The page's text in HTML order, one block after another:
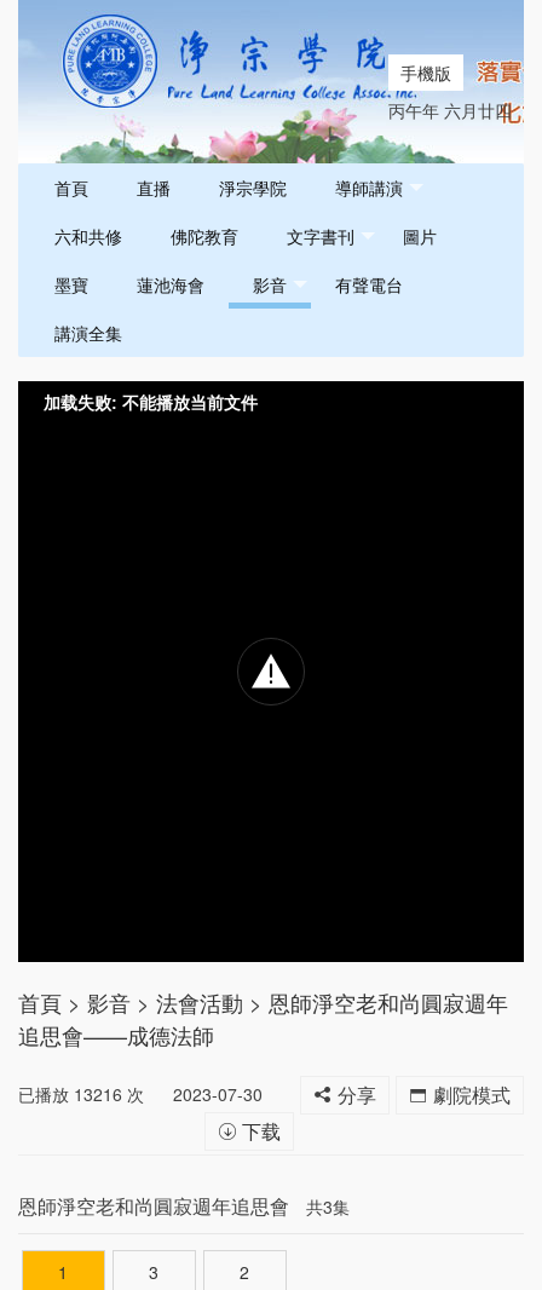
手機版
丙午年 六月廿四
首頁 直播 淨宗學院
導師講演
六和共修
佛陀教育 文字書刊
圖片
墨寶
蓮池海會 影音
有聲電台
講演全集
加载失败: 不能播放当前文件
首頁 > 影音 > 法會活動 > 恩師淨空老和尚圓寂週年
追思會——成德法師
已播放 13216 次 2023-07-30 劇院模式
分享
下载
恩師淨空老和尚圓寂週年追思會 共3集
1 3 2